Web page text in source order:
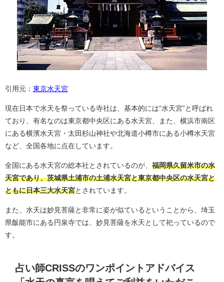
引用元： 東京水天宮
現在日本で水天を祭っている寺社は、基本的には“水天宮”と呼ばれ
ており、有名なのは東京都中央区にある水天宮、また、横浜市南区
にある横濱水天宮・太田杉山神社や北海道小樽市にある小樽水天宮
など、全国各地に点在しています。
全国にある水天宮の総本社とされているのが、 福岡県久留米市の水
天宮であり、茨城県土浦市の土浦水天宮と東京都中央区の水天宮と
ともに日本三大水天宮とされています。
また、水天は妙見菩薩と非常に姿が似ているということから、埼玉
県飯能市にある円泉寺では、妙見菩薩を水天として祀っているので
す。
占い師CRISSのワンポイントアドバイス